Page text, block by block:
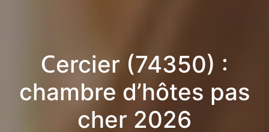
Cercier (74350) :
chambre d’hôtes pas
cher 2026